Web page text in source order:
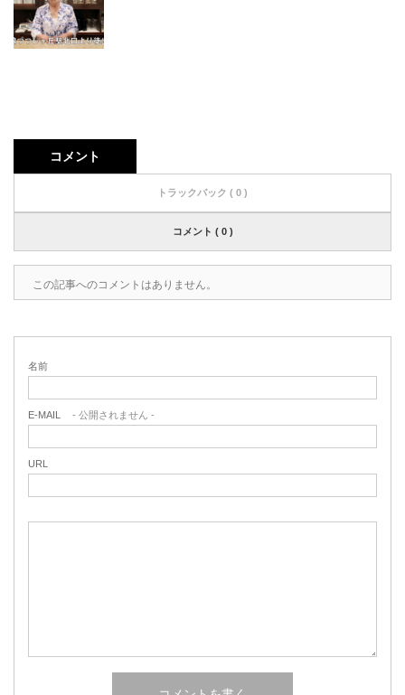
コメント
トラックバック ( 0 )
コメント ( 0 )
この記事へのコメントはありません。
名前
E-MAIL - 公開されません -
URL